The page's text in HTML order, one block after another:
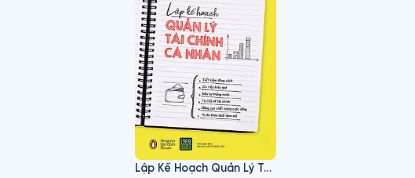
Hiện tại, Kristy Shen, Bryce Leung đang là
32 (Leung). Họ đã nghỉ hưu rất sớm.
Lập Kế Hoạch Quản Lý Tài Chính Cá Nhân